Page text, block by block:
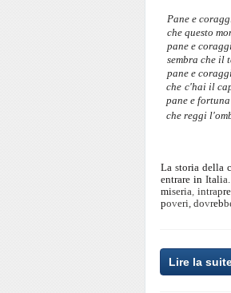
Pane e
che questo
pane e
sembra che il
pane e
che c'hai il
pane e
che reggi
La storia della
entrare in Italia.
miseria, intrap
poveri, dovreb
Lire la